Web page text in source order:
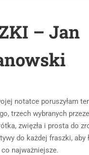
– Jan
notatce poruszyłam
trzech wybranych
zwięzła i prosta do
do każdej fraszki, aby
najważniejsze.